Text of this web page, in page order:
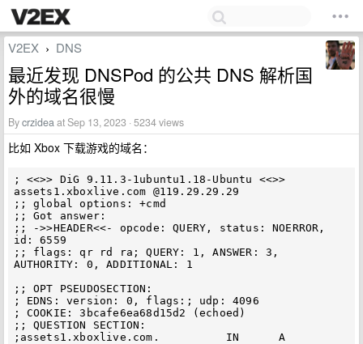
V2EX › DNS
最近发现 DNSPod 的公共 DNS 解析国
外的域名很慢
Bycrzideaat Sep 13, 2023 · 5234 views
比如 Xbox 下载游戏的域名：
; <<>> DiG 9.11.3-1ubuntu1.18-Ubuntu <<>>
assets1.xboxlive.com @119.29.29.29
;; global options: +cmd
;; Got answer:
;; ->>HEADER<<- opcode: QUERY, status: NOERROR,
id: 6559
;; flags: qr rd ra; QUERY: 1, ANSWER: 3,
AUTHORITY: 0, ADDITIONAL: 1
;; OPT PSEUDOSECTION:
; EDNS: version: 0, flags:; udp: 4096
; COOKIE: 3bcafe6ea68d15d2 (echoed)
;; QUESTION SECTION:
;assets1.xboxlive.com.          IN      A